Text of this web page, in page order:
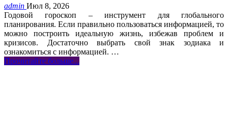
admin Июл 8, 2026
Годовой гороскоп – инструмент для глобального
планирования. Если правильно пользоваться информацией, то
можно построить идеальную жизнь, избежав проблем и
кризисов. Достаточно выбрать свой знак зодиака и
ознакомиться с информацией. …
Прочитайте больше...